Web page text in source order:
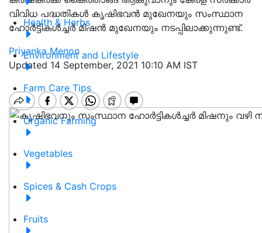
Health & Herbs
Environment and Lifestyle
Farm Care Tips
Organic Farming
Vegetables
Spices & Cash Crops
Fruits
വിവിധ പദ്ധതികൾ കൃഷിഭവൻ മുഖേനയും സംസ്ഥാന
ഹോർട്ടികൾച്ചർ മിഷൻ മുഖേനയും നടപ്പിലാക്കുന്നുണ്ട്.
Priyanka Menon
Updated 14 September, 2021 10:10 AM IST